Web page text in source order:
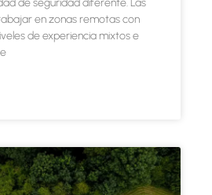
de seguridad diferente. Las
en zonas remotas con
de experiencia mixtos e